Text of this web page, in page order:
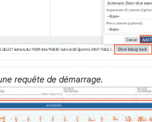
requête de démarrage.